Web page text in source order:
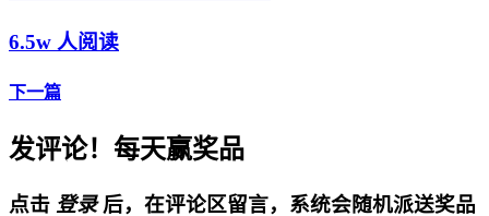
6.5w 人阅读
下一篇
发评论！每天赢奖品
点击 登录后，在评论区留言，系统会随机派送奖品